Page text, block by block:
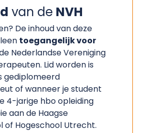
van de NVH
De inhoud van deze
toegangelijk voor
Nederlandse Vereniging
Lid worden is
gediplomeerd
of wanneer je student
4-jarige hbo opleiding
aan de Haagse
of Hogeschool Utrecht.